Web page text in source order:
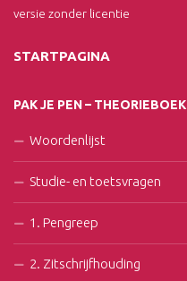
versie zonder licentie
STARTPAGINA
PAK JE PEN – THEORIEBOEK
Woordenlijst
Studie- en toetsvragen
1. Pengreep
2. Zitschrijfhouding